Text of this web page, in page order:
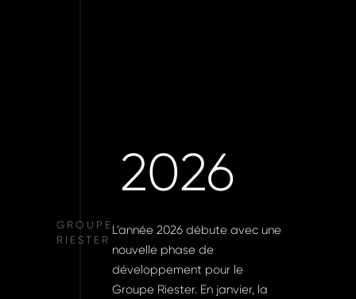
2026
L’année 2026 débute avec une
nouvelle phase de
développement pour le
Groupe Riester. En janvier, la